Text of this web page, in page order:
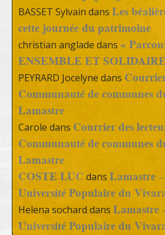
BASSET Sylvain dans Les
cette journée du patrimoine
christian anglade dans «
ENSEMBLE ET
PEYRARD Jocelyne dans
Communauté de communes
Lamastre
Carole dans Courrier des
Communauté de communes
Lamastre
COSTE LUC dans Lamastre
Université Populaire du
Helena sochard dans Lamastre
Université Populaire du